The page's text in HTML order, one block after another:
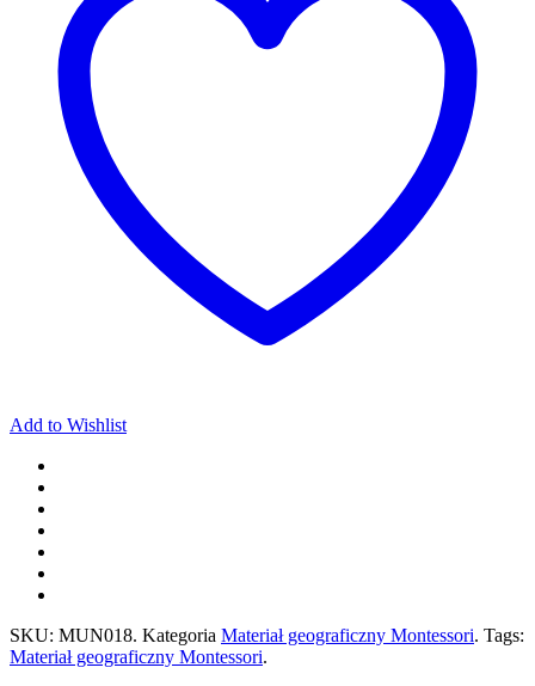
Add to Wishlist
SKU: MUN018. Kategoria Materiał geograficzny Montessori. Tags:
Materiał geograficzny Montessori.